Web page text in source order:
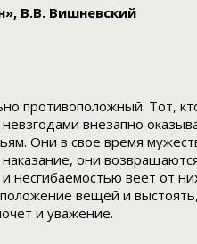
В.В. Вишневский
противоположный. Тот,
внезапно
Они в свое время
они
веет от
вещей и
и уважение.